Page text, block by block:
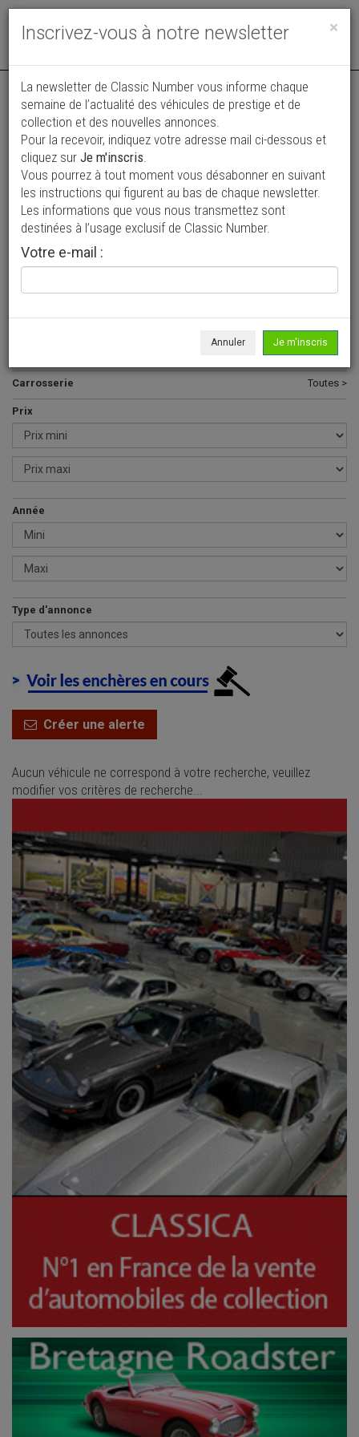
Toggle
Vos annonces vues par
plus de 4 millions de collectionneurs
Ajouter une annonce
> Rechercher un véhicule
Apache >
Carrosserie Toutes >
Prix
Année
Type d'annonce
Créer une alerte
Aucun véhicule ne correspond à votre recherche, veuillez
modifier vos critères de recherche...
×
Inscrivez-vous à notre newsletter
La newsletter de Classic Number vous informe chaque
semaine de l’actualité des véhicules de prestige et de
collection et des nouvelles annonces.
Pour la recevoir, indiquez votre adresse mail ci-dessous et
cliquez sur Je m'inscris.
Vous pourrez à tout moment vous désabonner en suivant
les instructions qui figurent au bas de chaque newsletter.
Les informations que vous nous transmettez sont
destinées à l’usage exclusif de Classic Number.
Votre e-mail :
Annuler Je m'inscris